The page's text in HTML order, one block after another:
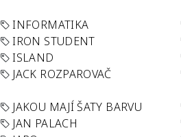
INFORMATIKA
IRON STUDENT
ISLAND
JACK ROZPAROVAČ
JAKOU MAJÍ ŠATY BARVU
JAN PALACH